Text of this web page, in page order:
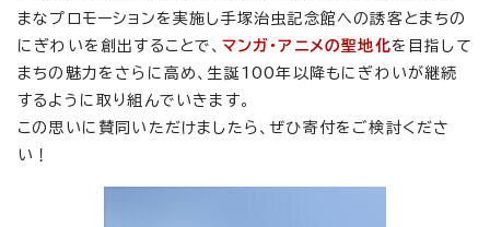
まなプロモーションを実施し手塚治虫記念館への誘客とまちの
にぎわいを創出することで、 マンガ・アニメの聖地化を目指して
まちの魅力をさらに高め、生誕100年以降もにぎわいが継続
するように取り組んでいきます。
この思いに賛同いただけましたら、ぜひ寄付をご検討くださ
い！